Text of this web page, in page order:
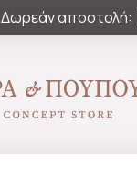
Δωρεάν αποστολή: